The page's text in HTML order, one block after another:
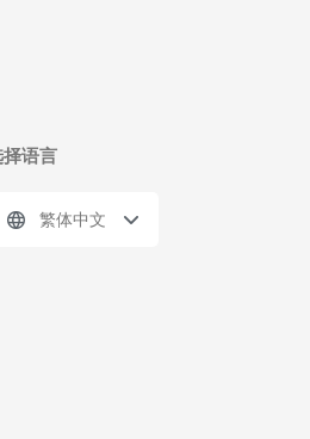
择语言
繁体中文